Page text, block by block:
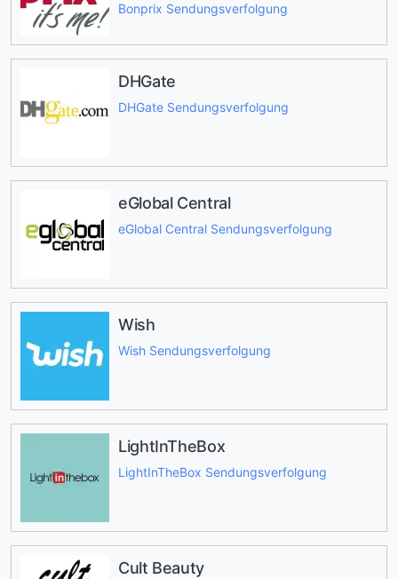
Bonprix Sendungsverfolgung
DHGate
DHGate Sendungsverfolgung
eGlobal Central
eGlobal Central Sendungsverfolgung
Wish
Wish Sendungsverfolgung
LightInTheBox
LightInTheBox Sendungsverfolgung
Cult Beauty